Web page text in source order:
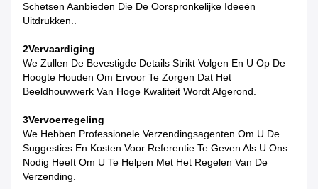
Schetsen Aanbieden Die De Oorspronkelijke Ideeën
Uitdrukken..
2Vervaardiging
We Zullen De Bevestigde Details Strikt Volgen En U Op De
Hoogte Houden Om Ervoor Te Zorgen Dat Het
Beeldhouwwerk Van Hoge Kwaliteit Wordt Afgerond.
3Vervoerregeling
We Hebben Professionele Verzendingsagenten Om U De
Suggesties En Kosten Voor Referentie Te Geven Als U Ons
Nodig Heeft Om U Te Helpen Met Het Regelen Van De
Verzending.